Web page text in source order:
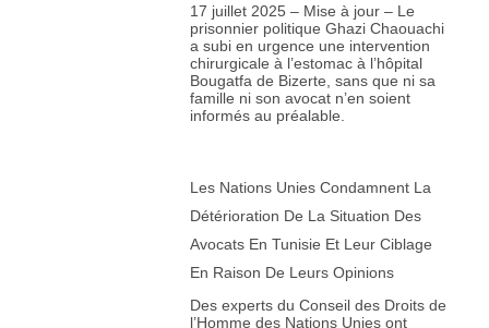
17 juillet 2025 – Mise à jour – Le
prisonnier politique Ghazi Chaouachi
a subi en urgence une intervention
chirurgicale à l’estomac à l’hôpital
Bougatfa de Bizerte, sans que ni sa
famille ni son avocat n’en soient
informés au préalable.
Les Nations Unies Condamnent La
Détérioration De La Situation Des
Avocats En Tunisie Et Leur Ciblage
En Raison De Leurs Opinions
Des experts du Conseil des Droits de
l’Homme des Nations Unies ont